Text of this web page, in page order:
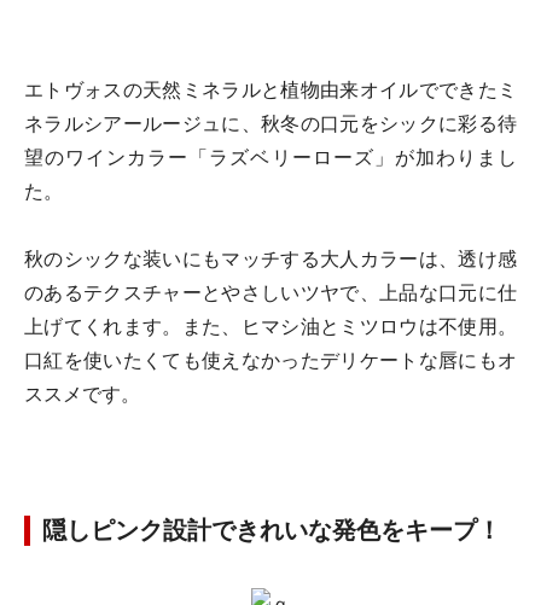
エトヴォスの天然ミネラルと植物由来オイルでできたミ
ネラルシアールージュに、秋冬の口元をシックに彩る待
望のワインカラー「ラズベリーローズ」が加わりまし
た。
秋のシックな装いにもマッチする大人カラーは、透け感
のあるテクスチャーとやさしいツヤで、上品な口元に仕
上げてくれます。また、ヒマシ油とミツロウは不使用。
口紅を使いたくても使えなかったデリケートな唇にもオ
ススメです。
隠しピンク設計できれいな発色をキープ！